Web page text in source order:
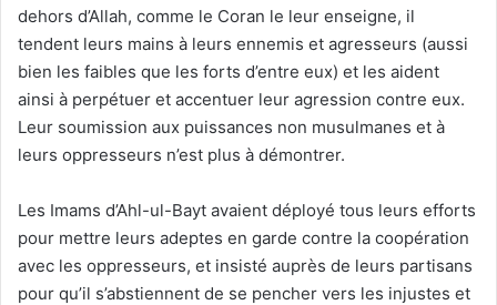
dehors d’Allah, comme le Coran le leur enseigne, il
tendent leurs mains à leurs ennemis et agresseurs (aussi
bien les faibles que les forts d’entre eux) et les aident
ainsi à perpétuer et accentuer leur agression contre eux.
Leur soumission aux puissances non musulmanes et à
leurs oppresseurs n’est plus à démontrer.
Les Imams d’Ahl-ul-Bayt avaient déployé tous leurs efforts
pour mettre leurs adeptes en garde contre la coopération
avec les oppresseurs, et insisté auprès de leurs partisans
pour qu’il s’abstiennent de se pencher vers les injustes et